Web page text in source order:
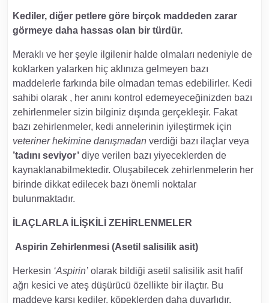
Kediler, diğer petlere göre birçok maddeden zarar
görmeye daha hassas olan bir türdür.
Meraklı ve her şeyle ilgilenir halde olmaları nedeniyle de
koklarken yalarken hiç aklınıza gelmeyen bazı
maddelerle farkında bile olmadan temas edebilirler. Kedi
sahibi olarak , her anını kontrol edemeyeceğinizden bazı
zehirlenmeler sizin bilginiz dışında gerçekleşir. Fakat
bazı zehirlenmeler, kedi annelerinin iyileştirmek için
veteriner hekimine danışmadan verdiği bazı ilaçlar veya
’tadını seviyor’ diye verilen bazı yiyeceklerden de
kaynaklanabilmektedir. Oluşabilecek zehirlenmelerin her
birinde dikkat edilecek bazı önemli noktalar
bulunmaktadır.
İLAÇLARLA İLİŞKİLİ ZEHİRLENMELER
Aspirin Zehirlenmesi (Asetil salisilik asit)
Herkesin ‘Aspirin’ olarak bildiği asetil salisilik asit hafif
ağrı kesici ve ateş düşürücü özellikte bir ilaçtır. Bu
maddeye karşı kediler, köpeklerden daha duyarlıdır.